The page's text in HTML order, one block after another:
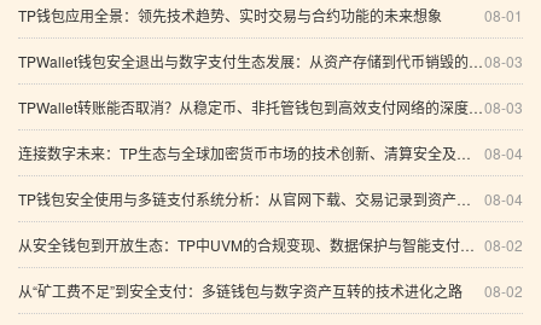
08-01
TP钱包应用全景：领先技术趋势、实时交易与合约功能的未来想象
08-03
TPWallet钱包安全退出与数字支付生态发展：从资产存储到代币销毁的系统分析
08-03
TPWallet转账能否取消？从稳定币、非托管钱包到高效支付网络的深度解析
08-04
连接数字未来：TP生态与全球加密货币市场的技术创新、清算安全及智能资产管理之道
08-04
TP钱包安全使用与多链支付系统分析：从官网下载、交易记录到资产保护
08-02
从安全钱包到开放生态：TP中UVM的合规变现、数据保护与智能支付新路径
08-02
从“矿工费不足”到安全支付：多链钱包与数字资产互转的技术进化之路